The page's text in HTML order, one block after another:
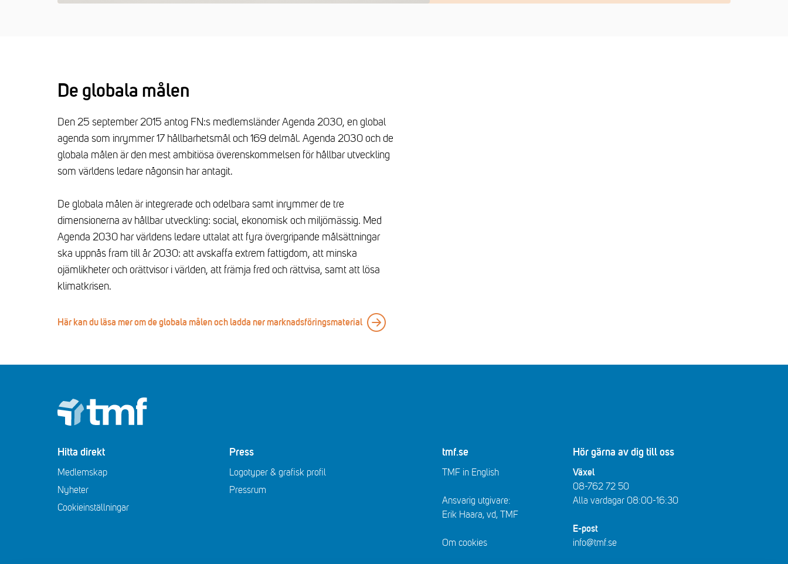
De globala målen
Den 25 september 2015 antog FN:s medlemsländer Agenda 2030, en global
agenda som inrymmer 17 hållbarhetsmål och 169 delmål. Agenda 2030 och de
globala målen är den mest ambitiösa överenskommelsen för hållbar utveckling
som världens ledare någonsin har antagit.
De globala målen är integrerade och odelbara samt inrymmer de tre
dimensionerna av hållbar utveckling: social, ekonomisk och miljömässig. Med
Agenda 2030 har världens ledare uttalat att fyra övergripande målsättningar
ska uppnås fram till år 2030: att avskaffa extrem fattigdom, att minska
ojämlikheter och orättvisor i världen, att främja fred och rättvisa, samt att lösa
klimatkrisen.
Här kan du läsa mer om de globala målen och ladda ner marknadsföringsmaterial
Hitta direkt
Medlemskap
Nyheter
Cookieinställningar
Press
Logotyper & grafisk profil
Pressrum
tmf.se
TMF in English
Ansvarig utgivare:
Erik Haara, vd, TMF
Om cookies
Hör gärna av dig till oss
Växel
08-762 72 50
Alla vardagar 08:00-16:30​​
E-post
info@tmf.se